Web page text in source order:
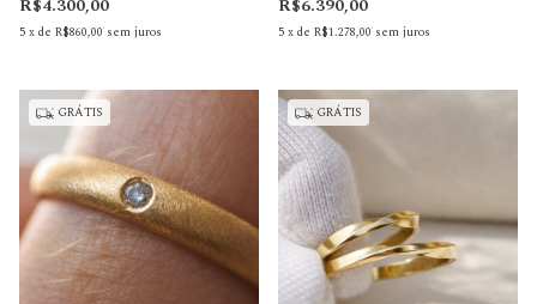
R$4.300,00
5xde R$860,00 sem juros
R$6.390,00
5xde R$1.278,00 sem juros
GRÁTIS GRÁTIS